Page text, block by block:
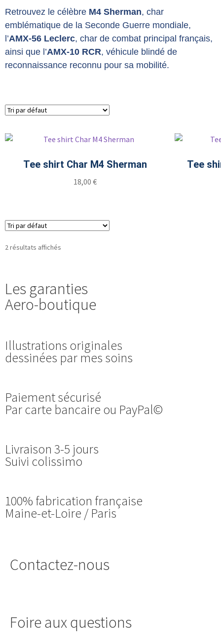
Retrouvez le célèbre M4 Sherman, char
emblématique de la Seconde Guerre mondiale,
l’AMX-56 Leclerc, char de combat principal français,
ainsi que l’AMX-10 RCR, véhicule blindé de
reconnaissance reconnu pour sa mobilité.
Tee shirt Char M4 Sherman
18,00 €
Tee
2 résultats affichés
Les garanties
Aero-boutique
Illustrations originales
dessinées par mes soins
Paiement sécurisé
Par carte bancaire ou PayPal©
Livraison 3-5 jours
Suivi colissimo
100% fabrication française
Maine-et-Loire / Paris
Contactez-nous
Foire aux questions